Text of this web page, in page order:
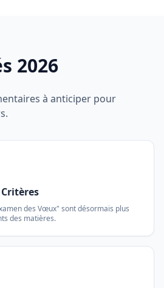
2026
à anticiper pour
des Vœux" sont désormais plus
des matières.